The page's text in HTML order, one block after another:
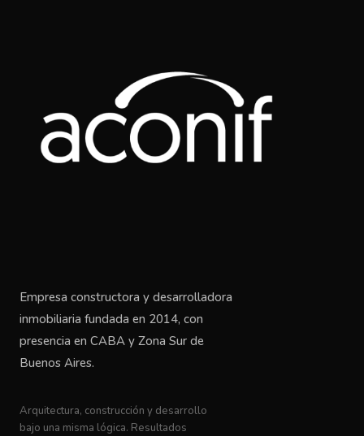
Empresa constructora y desarrolladora
inmobiliaria fundada en 2014, con
presencia en CABA y Zona Sur de
Buenos Aires.
Arquitectura, construcción y desarrollo
bajo una misma lógica. Resultados